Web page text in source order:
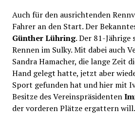
Auch für den ausrichtenden
Fahrer an den Start. Der
Günther Lühring. Der 81-
Rennen im Sulky. Mit dabei auch
Sandra Hamacher, die lange Zeit
Hand gelegt hatte, jetzt aber
Sport gefunden hat und hier mit
Besitze des Vereinspräsidenten
der vorderen Plätze ergattern will.